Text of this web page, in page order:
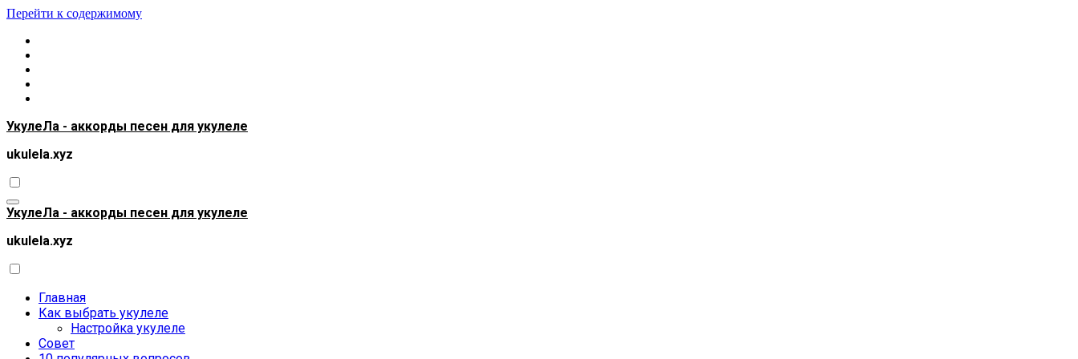
Перейти к содержимому
УкулеЛа - аккорды песен для укулеле
ukulela.xyz
УкулеЛа - аккорды песен для укулеле
ukulela.xyz
Главная
Как выбрать укулеле
Настройка укулеле
Совет